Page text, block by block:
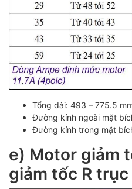
Tổng dài: 493 – 775.5
Đường kính ngoài mặt
Đường kính trong mặt
e) Motor giảm
giảm tốc R